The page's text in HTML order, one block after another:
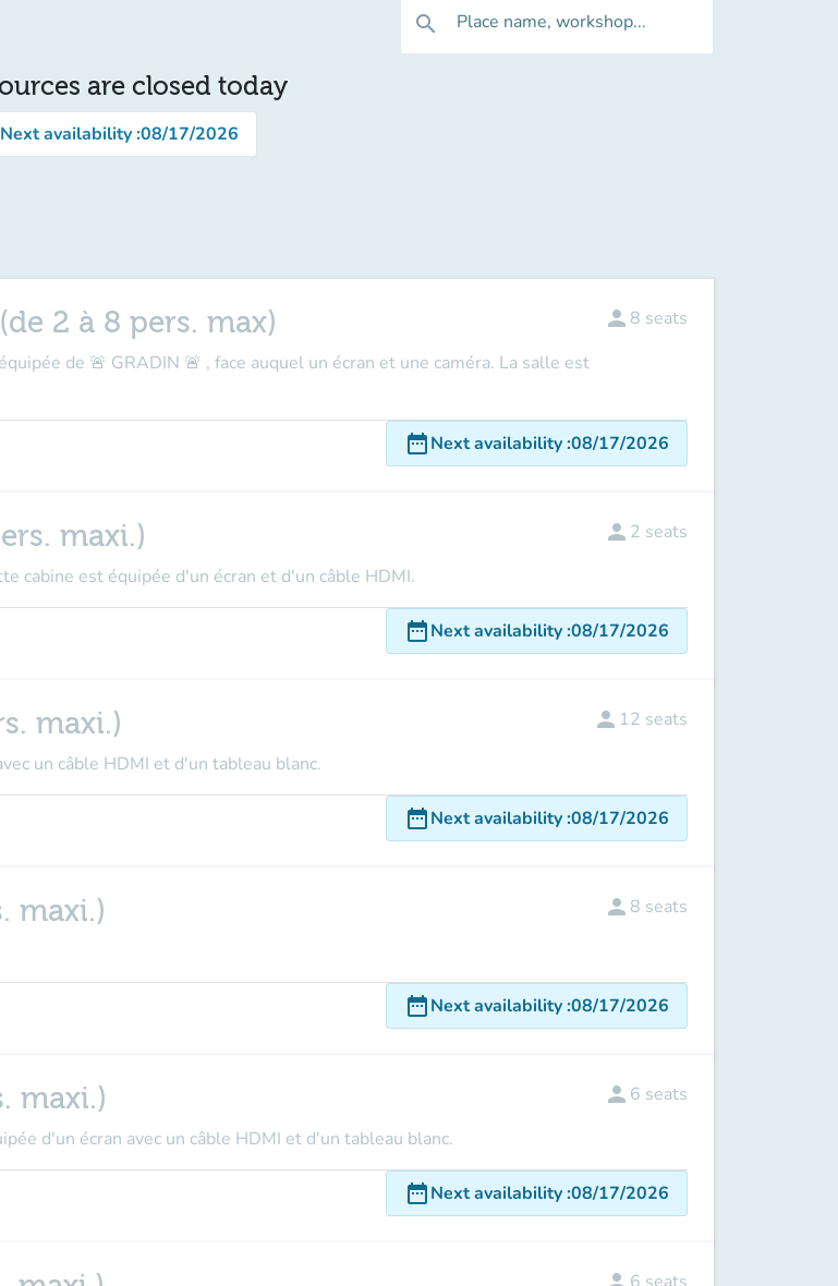
search Place name, workshop...
are closed today
Next availability:08/17/2026
2 à 8 pers. max)
de 🚨 GRADIN 🚨 , face auquel un écran et une caméra. La salle est
person 8 seats
date_rangeNext availability:08/17/2026
maxi.)
cabine est équipée d'un écran et d'un câble HDMI.
person 2 seats
date_rangeNext availability:08/17/2026
maxi.)
un câble HDMI et d'un tableau blanc.
person 12 seats
date_rangeNext availability:08/17/2026
maxi.) person 8 seats
date_rangeNext availability:08/17/2026
maxi.)
d'un écran avec un câble HDMI et d'un tableau blanc.
person 6 seats
date_rangeNext availability:08/17/2026